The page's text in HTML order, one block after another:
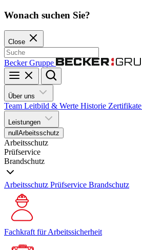
Wonach suchen Sie?
Close
Becker Gruppe
Über uns
Team Leitbild & Werte Historie Zertifikate
Leistungen
null Arbeitsschutz
Arbeitsschutz
Prüfservice
Brandschutz
Arbeitsschutz Prüfservice Brandschutz
Fachkraft für Arbeitssicherheit